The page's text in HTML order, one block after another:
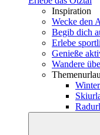
Inspiration
Wecke den
Begib dich
Erlebe
Genieße
Wandere